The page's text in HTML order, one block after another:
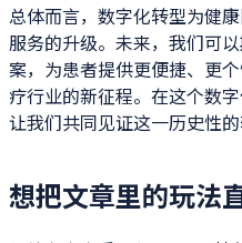
总体而言，数字化转型为健
服务的升级。未来，我们可
案，为患者提供更便捷、更
疗行业的新征程。在这个数
让我们共同见证这一历史性的
想把文章里的玩法